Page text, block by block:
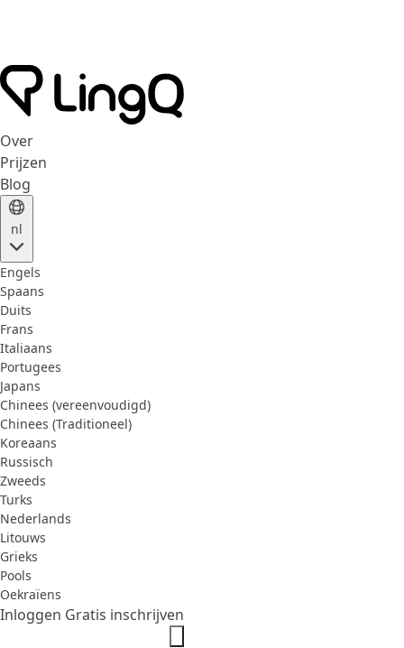
Over
Prijzen
Blog
nl
Engels
Spaans
Duits
Frans
Italiaans
Portugees
Japans
Chinees (vereenvoudigd)
Chinees (Traditioneel)
Koreaans
Russisch
Zweeds
Turks
Nederlands
Litouws
Grieks
Pools
Oekraïens
Inloggen Gratis inschrijven